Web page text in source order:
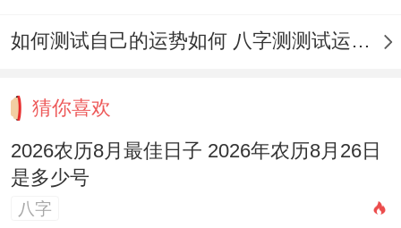
要。丙午马年太岁在正南- 岁破在正北 -三煞
气，避免在煞位动土或举行仪式！
2026年阴历十二月开业流程跟注意事项
开业典礼需遵循传统仪轨与现代管理相结合
如何测试自己的运势如何 八字测测试运运程
猜你喜欢
2026农历8月最佳日子 2026年农历8月26日
是多少号
八字